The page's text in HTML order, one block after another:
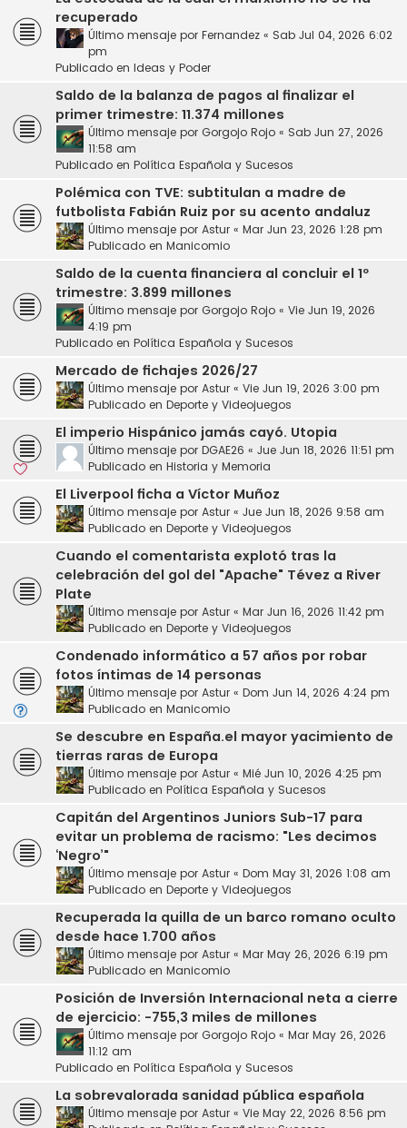
recuperado
Último mensaje por Fernandez « Sab Jul 04, 2026 6:02
pm
Publicado en Ideas y Poder
Saldo de la balanza de pagos al finalizar el
primer trimestre: 11.374 millones
Último mensaje por Gorgojo Rojo « Sab Jun 27, 2026
11:58 am
Publicado en Política Española y Sucesos
Polémica con TVE: subtitulan a madre de
futbolista Fabián Ruiz por su acento andaluz
Último mensaje por Astur « Mar Jun 23, 2026 1:28 pm
Publicado en Manicomio
Saldo de la cuenta financiera al concluir el 1º
trimestre: 3.899 millones
Último mensaje por Gorgojo Rojo « Vie Jun 19, 2026
4:19 pm
Publicado en Política Española y Sucesos
Mercado de fichajes 2026/27
Último mensaje por Astur « Vie Jun 19, 2026 3:00 pm
Publicado en Deporte y Videojuegos
El imperio Hispánico jamás cayó. Utopia
Último mensaje por DGAE26 « Jue Jun 18, 2026 11:51 pm
Publicado en Historia y Memoria
El Liverpool ficha a Víctor Muñoz
Último mensaje por Astur « Jue Jun 18, 2026 9:58 am
Publicado en Deporte y Videojuegos
Cuando el comentarista explotó tras la
celebración del gol del "Apache" Tévez a River
Plate
Último mensaje por Astur « Mar Jun 16, 2026 11:42 pm
Publicado en Deporte y Videojuegos
Condenado informático a 57 años por robar
fotos íntimas de 14 personas
Último mensaje por Astur « Dom Jun 14, 2026 4:24 pm
Publicado en Manicomio
Se descubre en España.el mayor yacimiento de
tierras raras de Europa
Último mensaje por Astur « Mié Jun 10, 2026 4:25 pm
Publicado en Política Española y Sucesos
Capitán del Argentinos Juniors Sub-17 para
evitar un problema de racismo: "Les decimos
‘Negro’"
Último mensaje por Astur « Dom May 31, 2026 1:08 am
Publicado en Deporte y Videojuegos
Recuperada la quilla de un barco romano oculto
desde hace 1.700 años
Último mensaje por Astur « Mar May 26, 2026 6:19 pm
Publicado en Manicomio
Posición de Inversión Internacional neta a cierre
de ejercicio: -755,3 miles de millones
Último mensaje por Gorgojo Rojo « Mar May 26, 2026
11:12 am
Publicado en Política Española y Sucesos
La sobrevalorada sanidad pública española
Último mensaje por Astur « Vie May 22, 2026 8:56 pm